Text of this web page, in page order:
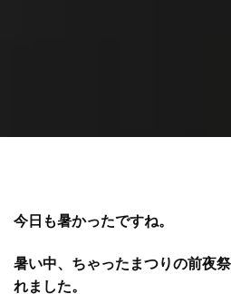
今日も暑かったですね。
暑い中、ちゃったまつりの前夜
れました。